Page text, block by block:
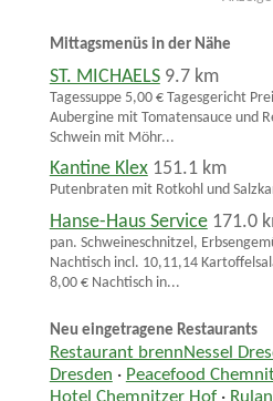
Mittagsmenüs in der Nähe
ST. MICHAELS 9.7 km
Tagessuppe 5,00 € Tagesgericht
Aubergine mit Tomatensauce und
Schwein mit Möhr...
Kantine Klex 151.1 km
Putenbraten mit Rotkohl und
Hanse-Haus Service 171.0
pan. Schweineschnitzel,
Nachtisch incl. 10,11,14
8,00 € Nachtisch in...
Neu eingetragene Restaurants
Restaurant brennNessel
Dresden · Peacefood